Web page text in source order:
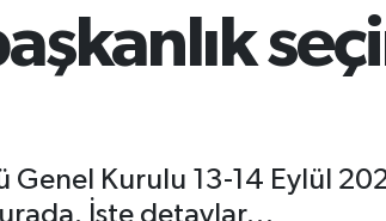
G.ALTIN
Kurulu 13-14 Eylül
İşte detaylar…